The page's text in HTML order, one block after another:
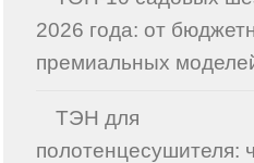
2026 года: от
премиальных
ТЭН для
полотенцесушителя: